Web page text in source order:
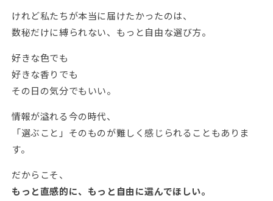
けれど私たちが本当に届けたかったのは、
数秘だけに縛られない、もっと自由な選び方。
好きな色でも
好きな香りでも
その日の気分でもいい。
情報が溢れる今の時代、
「選ぶこと」そのものが難しく感じられることもありま
す。
だからこそ、
もっと直感的に、もっと自由に選んでほしい。